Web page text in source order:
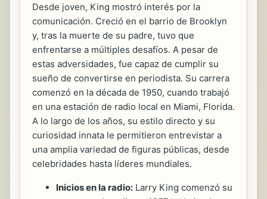
Desde joven, King mostró interés por la
comunicación. Creció en el barrio de Brooklyn
y, tras la muerte de su padre, tuvo que
enfrentarse a múltiples desafíos. A pesar de
estas adversidades, fue capaz de cumplir su
sueño de convertirse en periodista. Su carrera
comenzó en la década de 1950, cuando trabajó
en una estación de radio local en Miami, Florida.
A lo largo de los años, su estilo directo y su
curiosidad innata le permitieron entrevistar a
una amplia variedad de figuras públicas, desde
celebridades hasta líderes mundiales.
Inicios en la radio: Larry King comenzó su